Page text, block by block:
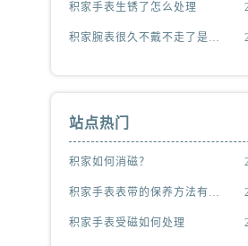
积家手表生锈了怎么处理
积家腕表很久不戴不走了是什么原因
站点热门
积家如何消磁？
积家手表表带的保养方法有哪些？
积家手表受磁如何处理